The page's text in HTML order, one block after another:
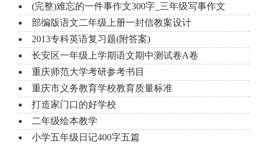
(完整)难忘的一件事作文300字_三年级写事作文
部编版语文二年级上册一封信教案设计
2013专科英语复习题(附答案)
长安区一年级上学期语文期中测试卷A卷
重庆师范大学考研参考书目
重庆市义务教育学校教育质量标准
打造家门口的好学校
二年级绘本教学
小学五年级日记400字五篇